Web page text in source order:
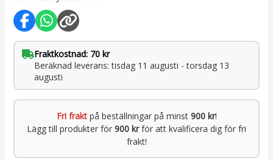
Fraktkostnad: 70 kr
Beräknad leverans: tisdag 11 augusti - torsdag 13
augusti
Fri fraktpå beställningar på minst 900 kr!
Lägg till produkter för 900 krför att kvalificera dig för fri
frakt!